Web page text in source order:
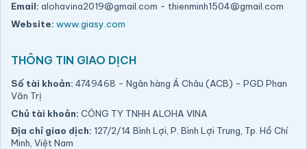
Email: alohavina2019@gmail.com - thienminh1504@gmail.com
Website: www.giasy.com
THÔNG TIN GIAO DỊCH
Số tài khoản: 4749468 - Ngân hàng Á Châu (ACB) - PGD Phan
Văn Trị
Chủ tài khoản: CÔNG TY TNHH ALOHA VINA
Địa chỉ giao dịch: 127/2/14 Bình Lợi, P. Bình Lợi Trung, Tp. Hồ Chí
Minh, Việt Nam